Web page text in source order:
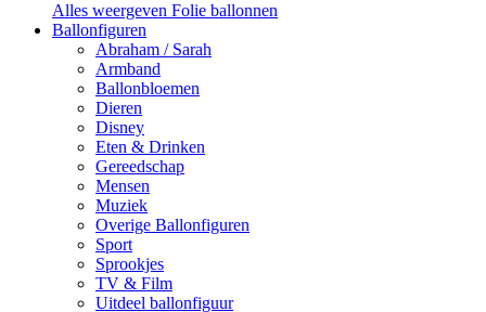
Alles weergeven Folie ballonnen
Ballonfiguren
Abraham / Sarah
Armband
Ballonbloemen
Dieren
Disney
Eten & Drinken
Gereedschap
Mensen
Muziek
Overige Ballonfiguren
Sport
Sprookjes
TV & Film
Uitdeel ballonfiguur